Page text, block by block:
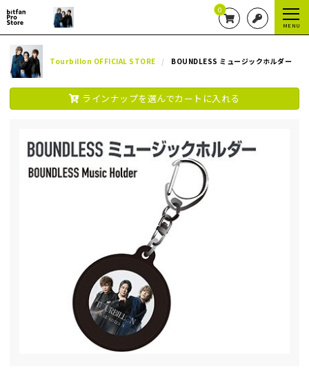
0
MENU
Tourbillon OFFICIAL STORE BOUNDLESS ミュージックホルダー
ラインナップを選んでカートに入れる